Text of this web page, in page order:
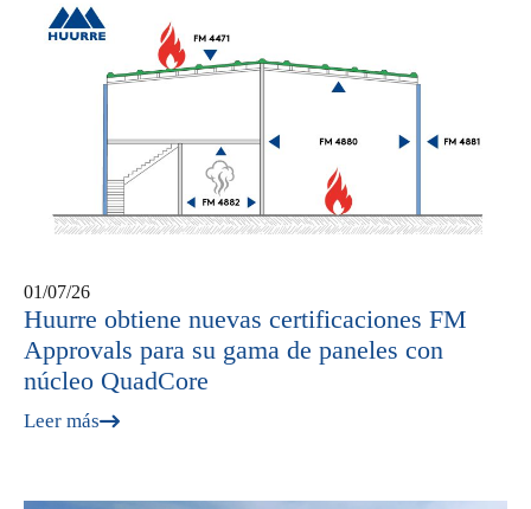
01/07/26
Huurre obtiene nuevas certificaciones FM
Approvals para su gama de paneles con
núcleo QuadCore
Leer más